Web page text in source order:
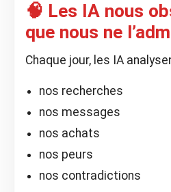
🧠 Les IA nous
que nous ne
Chaque jour, les IA
nos recherches
nos messages
nos achats
nos peurs
nos contradictions